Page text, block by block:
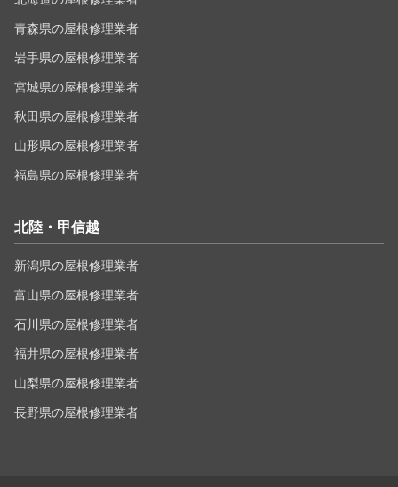
青森県の屋根修理業者
岩手県の屋根修理業者
宮城県の屋根修理業者
秋田県の屋根修理業者
山形県の屋根修理業者
福島県の屋根修理業者
北陸・甲信越
新潟県の屋根修理業者
富山県の屋根修理業者
石川県の屋根修理業者
福井県の屋根修理業者
山梨県の屋根修理業者
長野県の屋根修理業者